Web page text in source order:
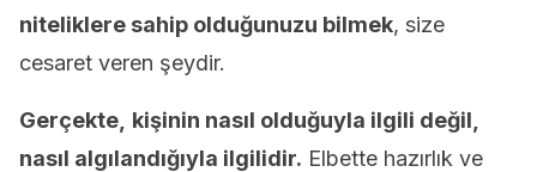
niteliklere sahip olduğunuzu bilmek, size
cesaret veren şeydir.
Gerçekte, kişinin nasıl olduğuyla ilgili değil,
nasıl algılandığıyla ilgilidir. Elbette hazırlık ve